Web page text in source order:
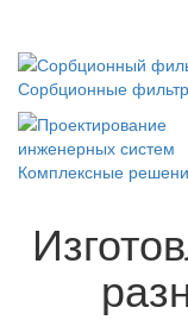
Сорбционные
Комплексные